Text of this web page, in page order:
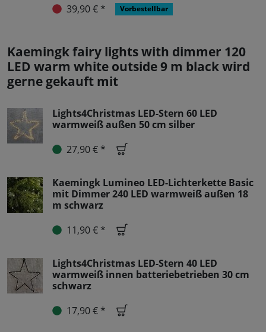
39,90 € * Vorbestellbar
Kaemingk fairy lights with dimmer 120
LED warm white outside 9 m black wird
gerne gekauft mit
Lights4Christmas LED-Stern 60 LED
warmweiß außen 50 cm silber
27,90 € *
Kaemingk Lumineo LED-Lichterkette Basic
mit Dimmer 240 LED warmweiß außen 18
m schwarz
11,90 € *
Lights4Christmas LED-Stern 40 LED
warmweiß innen batteriebetrieben 30 cm
schwarz
17,90 € *